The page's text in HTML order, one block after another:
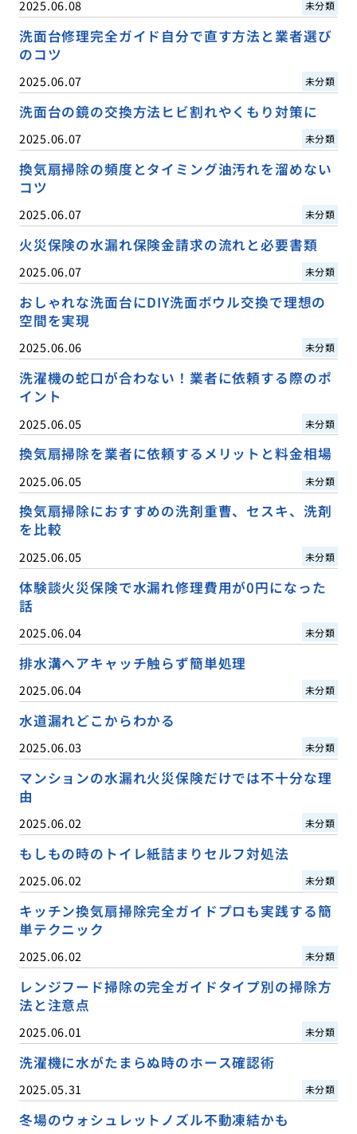
2025.06.08 未分類
洗面台修理完全ガイド自分で直す方法と業者選び
のコツ
2025.06.07 未分類
洗面台の鏡の交換方法ヒビ割れやくもり対策に
2025.06.07 未分類
換気扇掃除の頻度とタイミング油汚れを溜めない
コツ
2025.06.07 未分類
火災保険の水漏れ保険金請求の流れと必要書類
2025.06.07 未分類
おしゃれな洗面台にDIY洗面ボウル交換で理想の
空間を実現
2025.06.06 未分類
洗濯機の蛇口が合わない！業者に依頼する際のポ
イント
2025.06.05 未分類
換気扇掃除を業者に依頼するメリットと料金相場
2025.06.05 未分類
換気扇掃除におすすめの洗剤重曹、セスキ、洗剤
を比較
2025.06.05 未分類
体験談火災保険で水漏れ修理費用が0円になった
話
2025.06.04 未分類
排水溝ヘアキャッチ触らず簡単処理
2025.06.04 未分類
水道漏れどこからわかる
2025.06.03 未分類
マンションの水漏れ火災保険だけでは不十分な理
由
2025.06.02 未分類
もしもの時のトイレ紙詰まりセルフ対処法
2025.06.02 未分類
キッチン換気扇掃除完全ガイドプロも実践する簡
単テクニック
2025.06.02 未分類
レンジフード掃除の完全ガイドタイプ別の掃除方
法と注意点
2025.06.01 未分類
洗濯機に水がたまらぬ時のホース確認術
2025.05.31 未分類
冬場のウォシュレットノズル不動凍結かも